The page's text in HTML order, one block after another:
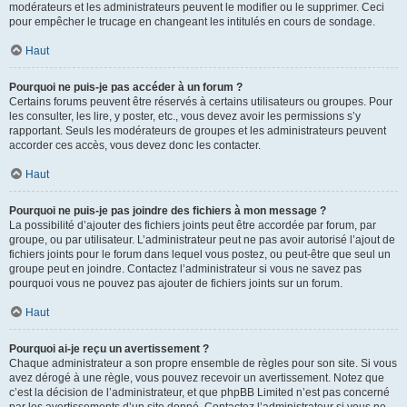
modérateurs et les administrateurs peuvent le modifier ou le supprimer. Ceci
pour empêcher le trucage en changeant les intitulés en cours de sondage.
Haut
Pourquoi ne puis-je pas accéder à un forum ?
Certains forums peuvent être réservés à certains utilisateurs ou groupes. Pour
les consulter, les lire, y poster, etc., vous devez avoir les permissions s’y
rapportant. Seuls les modérateurs de groupes et les administrateurs peuvent
accorder ces accès, vous devez donc les contacter.
Haut
Pourquoi ne puis-je pas joindre des fichiers à mon message ?
La possibilité d’ajouter des fichiers joints peut être accordée par forum, par
groupe, ou par utilisateur. L’administrateur peut ne pas avoir autorisé l’ajout de
fichiers joints pour le forum dans lequel vous postez, ou peut-être que seul un
groupe peut en joindre. Contactez l’administrateur si vous ne savez pas
pourquoi vous ne pouvez pas ajouter de fichiers joints sur un forum.
Haut
Pourquoi ai-je reçu un avertissement ?
Chaque administrateur a son propre ensemble de règles pour son site. Si vous
avez dérogé à une règle, vous pouvez recevoir un avertissement. Notez que
c’est la décision de l’administrateur, et que phpBB Limited n’est pas concerné